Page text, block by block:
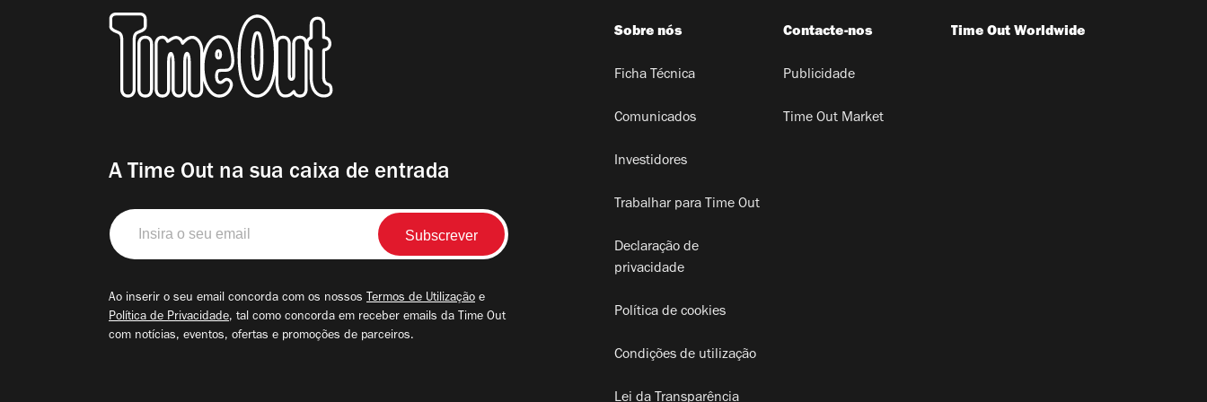
A Time Out na sua caixa de entrada
Insira
o
seu
Ao inserir o seu email concorda com os nossos Termos de Utilização e
Política de Privacidade, tal como concorda em receber emails da Time Out
com notícias, eventos, ofertas e promoções de parceiros.
Sobre nós
Ficha Técnica
Comunicados
Investidores
Trabalhar para Time Out
Declaração de
privacidade
Política de cookies
Condições de utilização
Lei da Transparência
Contacte-nos
Publicidade
Time Out Market
Time Out Worldwide